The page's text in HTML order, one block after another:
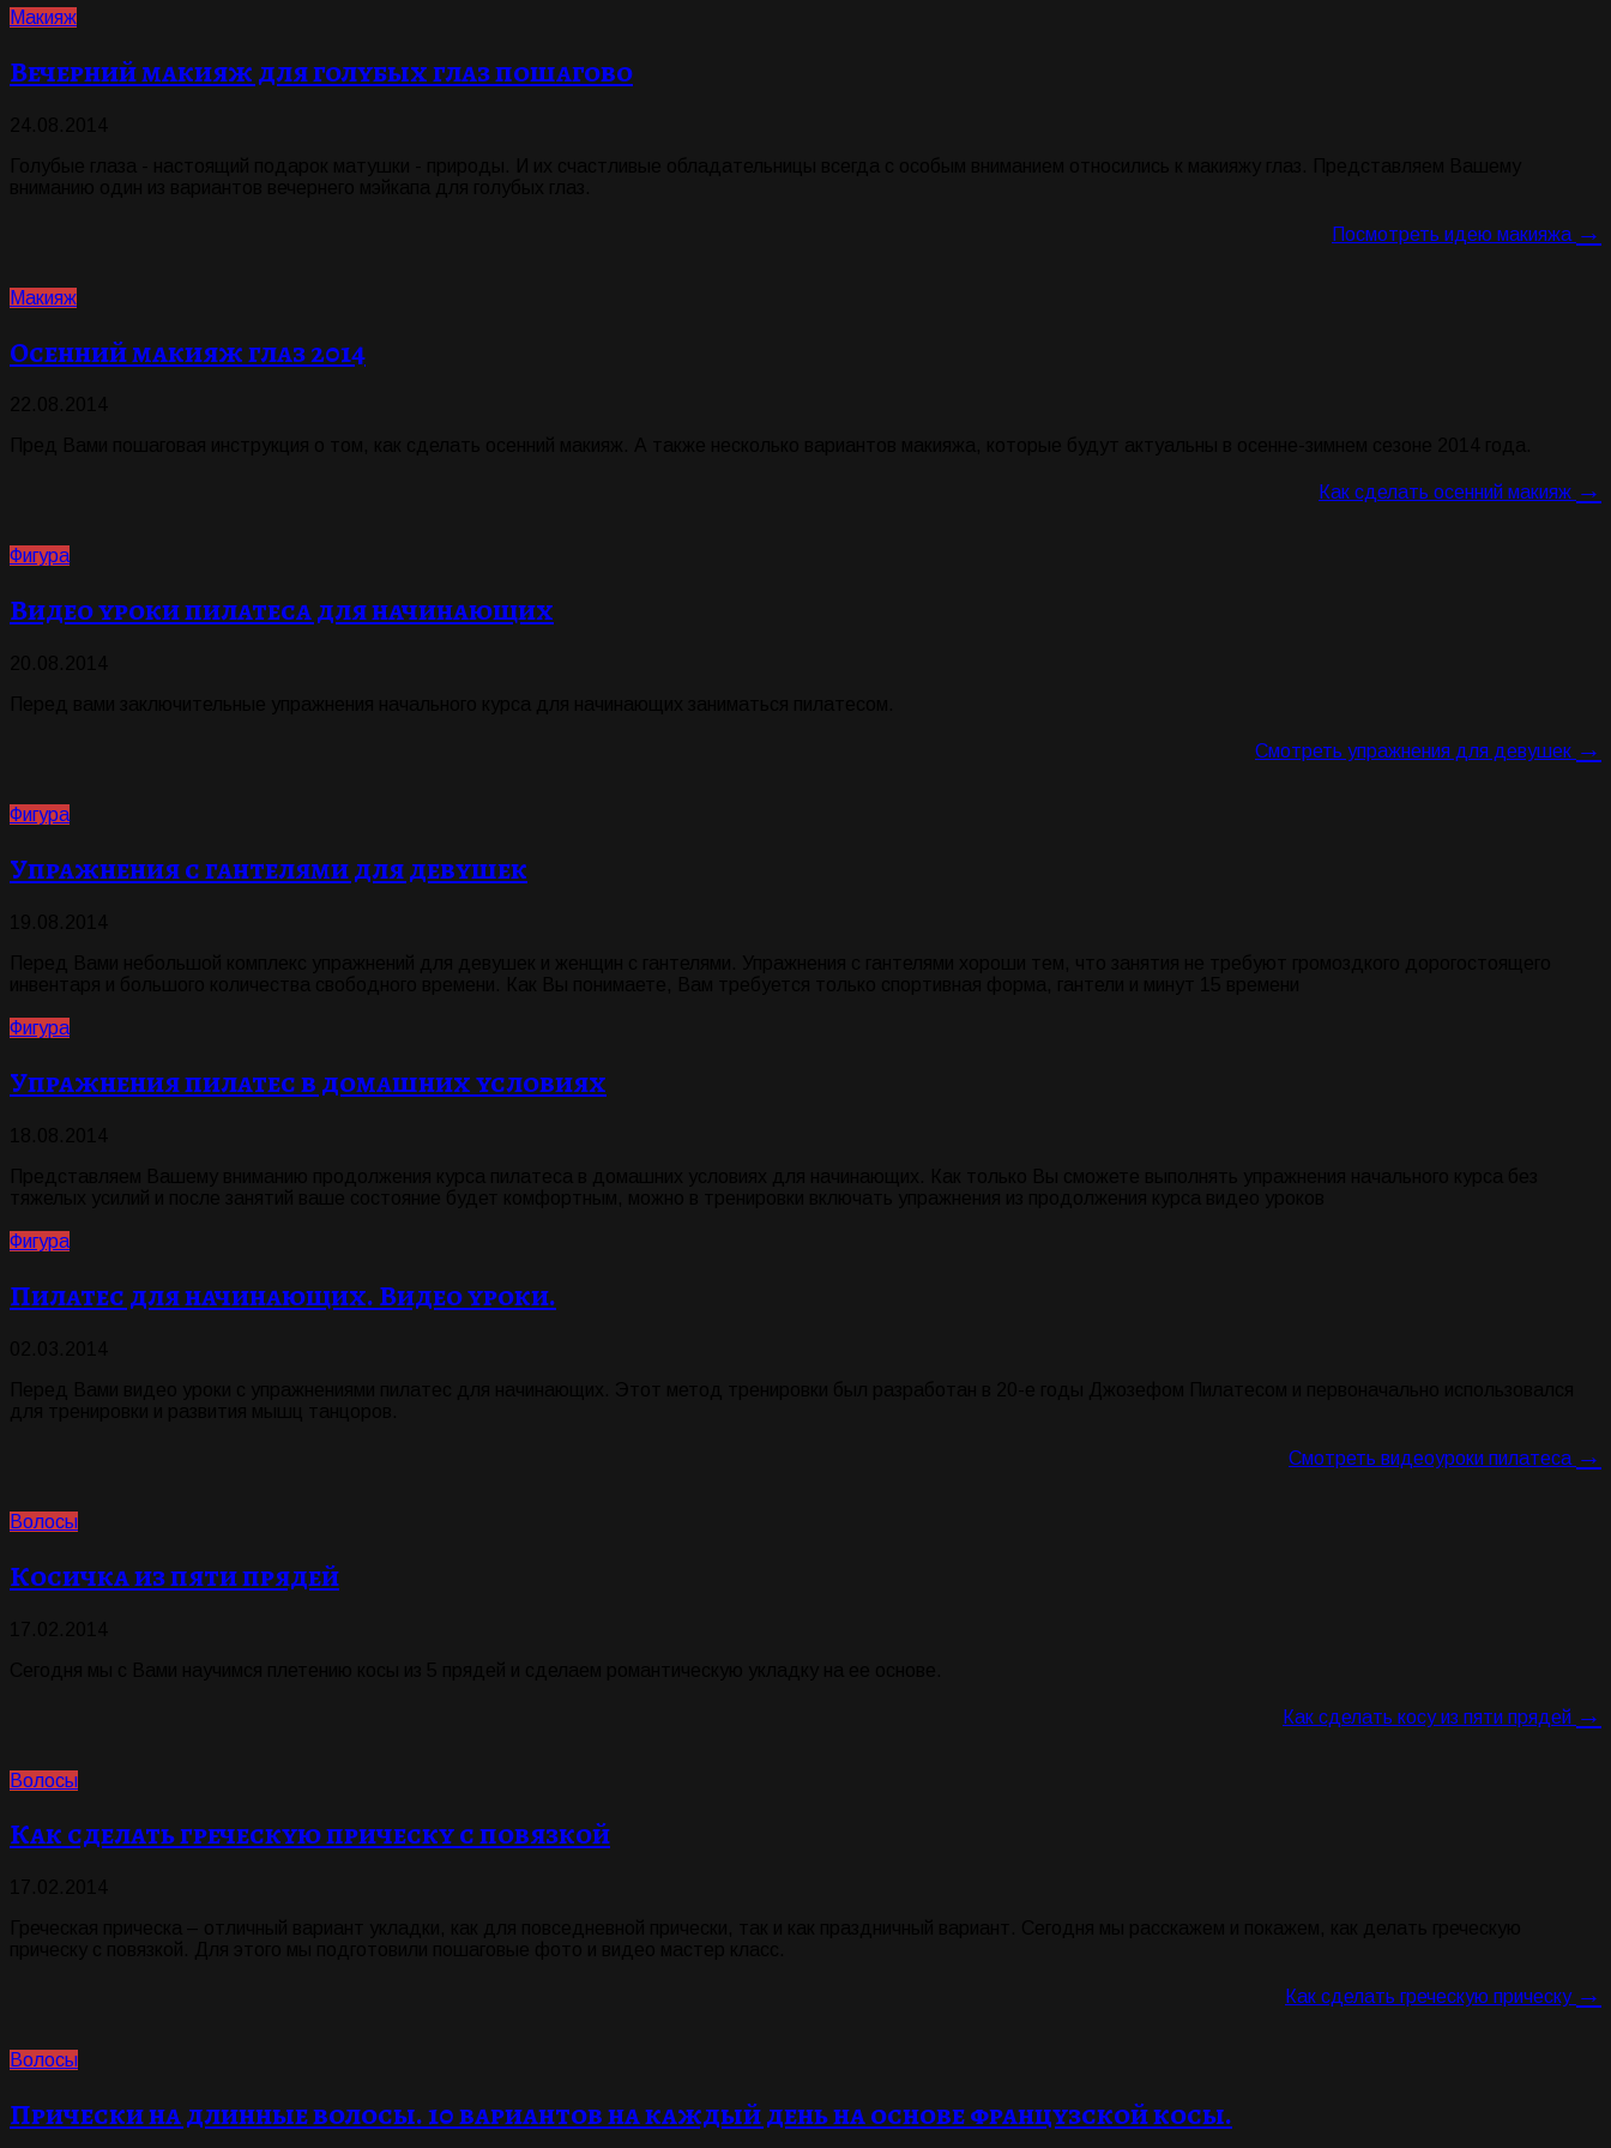
Макияж
Вечерний макияж для голубых глаз пошагово
Посмотреть идею макияжа →
Макияж
Осенний макияж глаз 2014
Как сделать осенний макияж →
Фигура
Видео уроки пилатеса для начинающих
Смотреть упражнения для девушек →
Фигура
Упражнения с гантелями для девушек
Фигура
Упражнения пилатес в домашних условиях
Фигура
Пилатес для начинающих. Видео уроки.
Смотреть видеоуроки пилатеса →
Волосы
Косичка из пяти прядей
Как сделать косу из пяти прядей →
Волосы
Как сделать греческую прическу с повязкой
Как сделать греческую прическу →
Волосы
Прически на длинные волосы. 10 вариантов на каждый день на основе французской косы.